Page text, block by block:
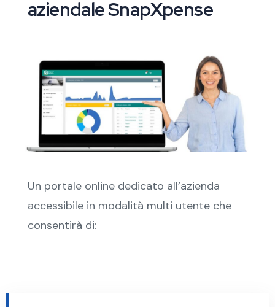
aziendale SnapXpense
Un portale online dedicato all’azienda
accessibile in modalità multi utente che
consentirà di: